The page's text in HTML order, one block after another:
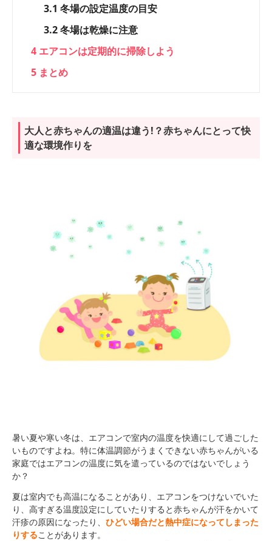
3.1 冬場の設定温度の目安
3.2冬場は乾燥に注意
4 エアコンは定期的に掃除しよう
5 まとめ
大人と赤ちゃんの適温は違う!？赤ちゃんにとって快
適な環境作りを
暑い夏や寒い冬は、エアコンで室内の温度を快適にして過ごした
いものですよね。特に体温調節がうまくできない赤ちゃんがいる
家庭ではエアコンの温度に気を遣っているのではないでしょう
か？
夏は室内でも高温になることがあり、エアコンをつけないでいた
り、高すぎる温度設定にしていたりすると赤ちゃんが汗をかいて
汗疹の原因になったり、 ひどい場合だと熱中症になってしまった
りすることがあります。